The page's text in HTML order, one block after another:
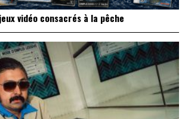
vidéo consacrés à la pêche